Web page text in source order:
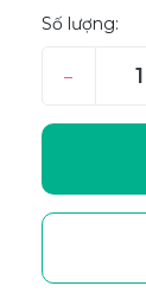
Số lượng:
–